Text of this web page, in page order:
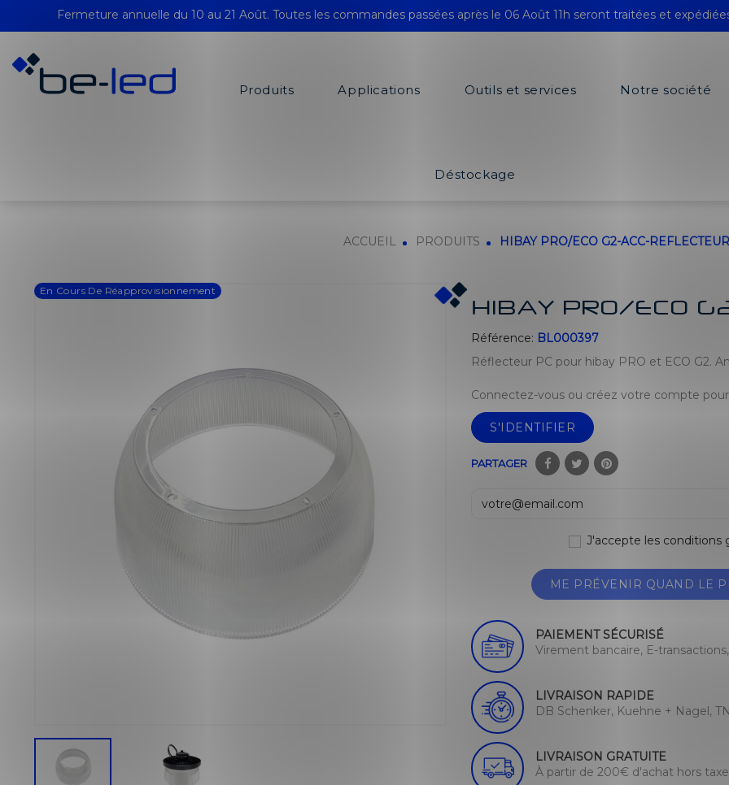
Fermeture annuelle du 10 au 21 Août. Toutes les commandes passées après le 06 Août 11h seront traitées et
Produits Applications Outils et services Notre société
Déstockage
ACCUEIL PRODUITS HIBAY PRO/ECO G2-ACC-
En Cours De Réapprovisionnement
HIBAY PRO/ECO
Référence: BL000397
Réflecteur PC pour hibay PRO et ECO G2.
Connectez-vous ou créez votre compte
S'IDENTIFIER
PARTAGER
J'accepte les conditions
ME PRÉVENIR QUAND LE
PAIEMENT SÉCURISÉ
Virement bancaire, E-
LIVRAISON RAPIDE
DB Schenker, Kuehne + Nagel,
LIVRAISON GRATUITE
À partir de 200€ d'achat hors